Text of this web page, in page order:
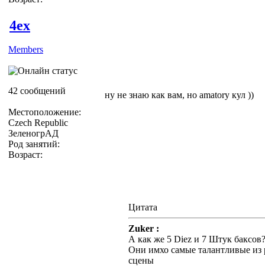
4ex
Members
42 сообщений
Местоположение:
Czech Republic
ЗеленогрАД
Род занятий:
Возраст:
ну не знаю как вам, но amatory кул ))
Цитата
Zuker :
А как же 5 Diez и 7 Штук баксов?
Они имхо самые талантливые из
сцены